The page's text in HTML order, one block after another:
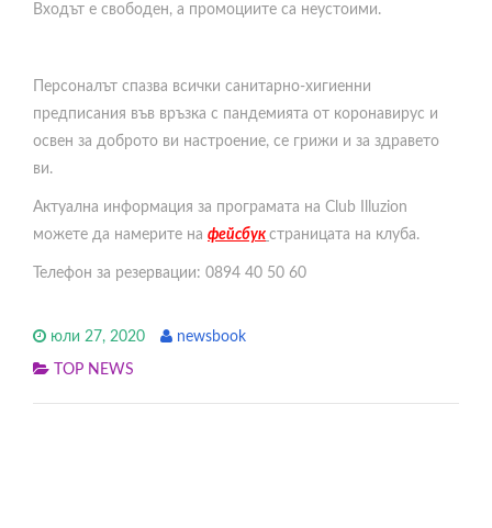
Входът е свободен, а промоциите са неустоими.
Персоналът спазва всички санитарно-хигиенни
предписания във връзка с пандемията от коронавирус и
освен за доброто ви настроение, се грижи и за здравето
ви.
Актуална информация за програмата на Club Illuzion
можете да намерите на фейсбук страницата на клуба.
Телефон за резервации: 0894 40 50 60
юли 27, 2020 newsbook
TOP NEWS